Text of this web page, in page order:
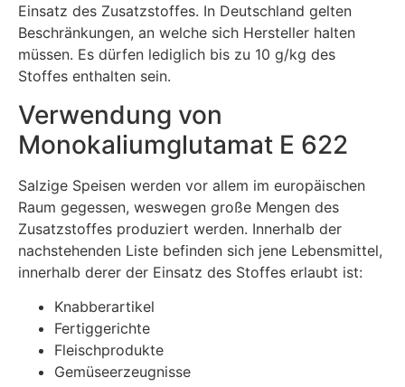
Einsatz des Zusatzstoffes. In Deutschland gelten
Beschränkungen, an welche sich Hersteller halten
müssen. Es dürfen lediglich bis zu 10 g/kg des
Stoffes enthalten sein.
Verwendung von
Monokaliumglutamat E 622
Salzige Speisen werden vor allem im europäischen
Raum gegessen, weswegen große Mengen des
Zusatzstoffes produziert werden. Innerhalb der
nachstehenden Liste befinden sich jene Lebensmittel,
innerhalb derer der Einsatz des Stoffes erlaubt ist:
Knabberartikel
Fertiggerichte
Fleischprodukte
Gemüseerzeugnisse